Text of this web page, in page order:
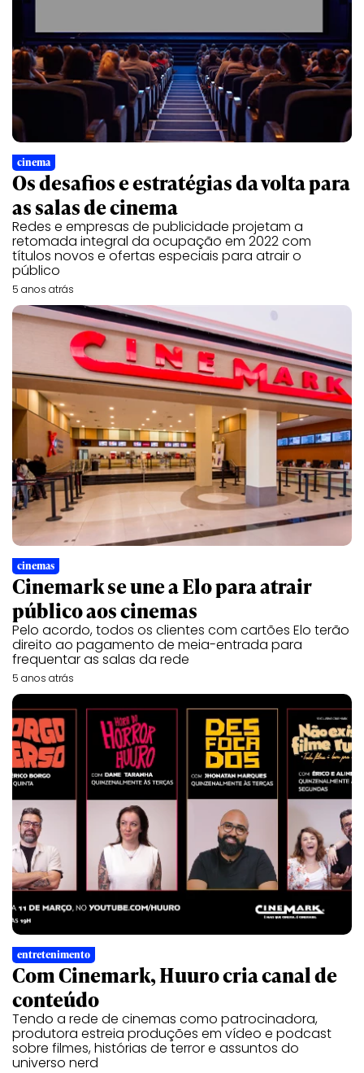
cinema
Os desafios e estratégias da volta para
as salas de cinema
Redes e empresas de publicidade projetam a
retomada integral da ocupação em 2022 com
títulos novos e ofertas especiais para atrair o
público
5 anos atrás
cinemas
Cinemark se une a Elo para atrair
público aos cinemas
Pelo acordo, todos os clientes com cartões Elo terão
direito ao pagamento de meia-entrada para
frequentar as salas da rede
5 anos atrás
entretenimento
Com Cinemark, Huuro cria canal de
conteúdo
Tendo a rede de cinemas como patrocinadora,
produtora estreia produções em vídeo e podcast
sobre filmes, histórias de terror e assuntos do
universo nerd